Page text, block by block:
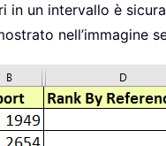
in un intervallo è
nell’immagine